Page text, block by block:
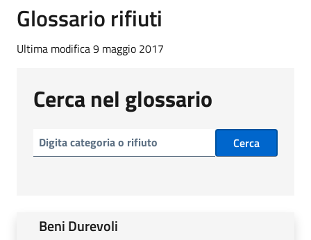
Glossario rifiuti
Ultima modifica 9 maggio 2017
Cerca nel glossario
Cerca
Beni Durevoli